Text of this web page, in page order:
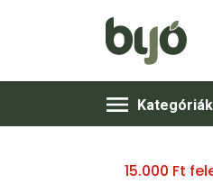
Kategóriák
15.000 Ft